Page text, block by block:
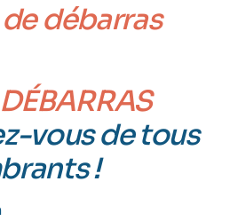
de débarras
DÉBARRAS
vous de tous
!